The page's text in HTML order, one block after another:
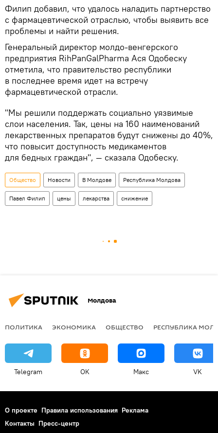
Филип добавил, что удалось наладить партнерство
с фармацевтической отраслью, чтобы выявить все
проблемы и найти решения.
Генеральный директор молдо-венгерского
предприятия RihPanGalPharma Ася Одобеску
отметила, что правительство республики
в последнее время идет на встречу
фармацевтической отрасли.
"Мы решили поддержать социально уязвимые
слои населения. Так, цены на 160 наименований
лекарственных препаратов будут снижены до 40%,
что повысит доступность медикаментов
для бедных граждан", — сказала Одобеску.
Общество Новости В Молдове Республика Молдова
Павел Филип цены лекарства снижение
Молдова
ПОЛИТИКА ЭКОНОМИКА ОБЩЕСТВО РЕСПУБЛИКА
Telegram OK Макс VK
О проекте Правила использования Реклама
Контакты Пресс-центр